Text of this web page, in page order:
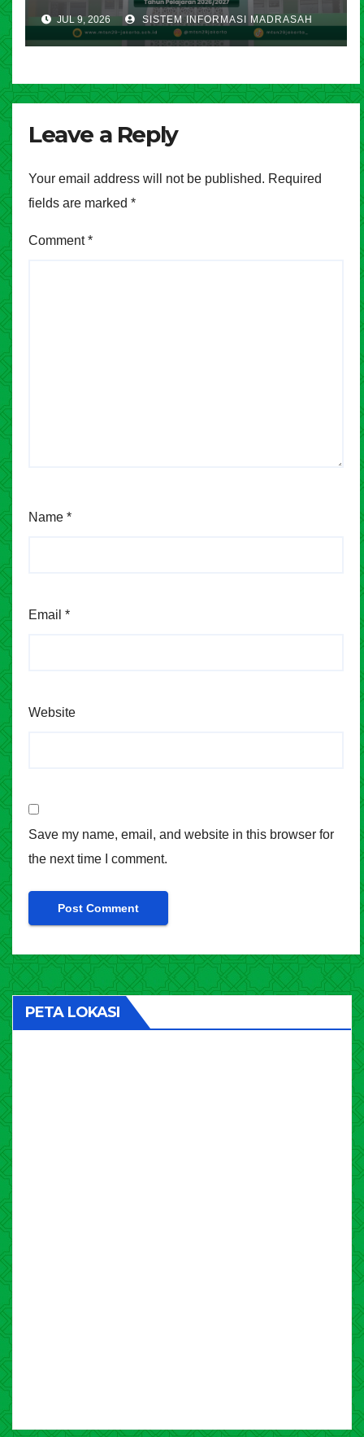
JUL 9, 2026 SISTEM INFORMASI MADRASAH
Leave a Reply
Your email address will not be published. Required
fields are marked *
Comment*
Name *
Email *
Website
Save my name, email, and website in this browser for
the next time I comment.
PETA LOKASI